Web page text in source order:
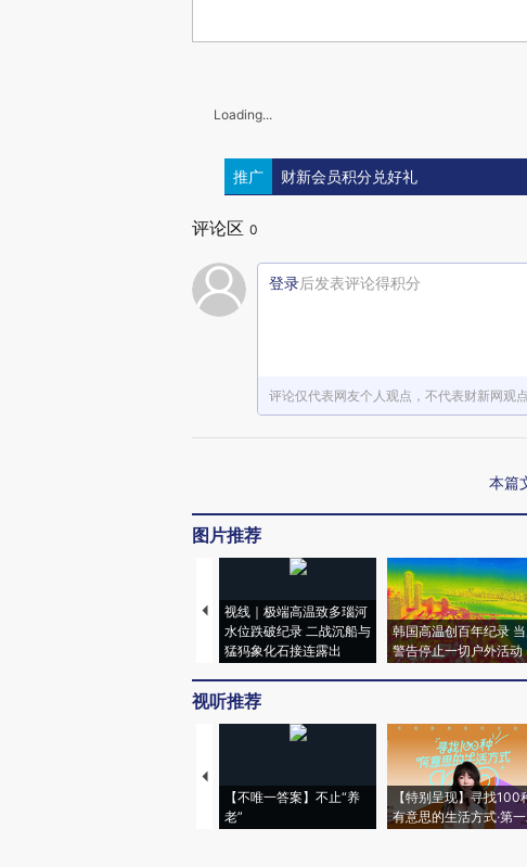
Loading...
推广 财新会员积分兑好礼
评论区 0
登录后发表评论得积分
评论仅代表网友个人观点，不代表财新网观点
本篇
图片推荐
视线｜极端高温致多瑙河
水位跌破纪录 二战沉船与
猛犸象化石接连露出
韩国高温创百年纪录
警告停止一切户外活动
视听推荐
【不唯一答案】不止“养
老”
【特别呈现】寻找100
有意思的生活方式·第